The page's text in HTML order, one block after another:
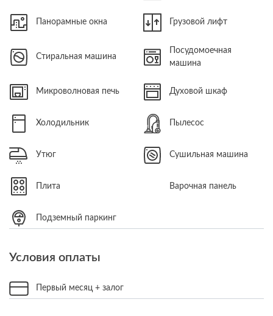
Панорамные окна Грузовой лифт
Стиральная машина
Посудомоечная
машина
Микроволновая печь Духовой шкаф
Холодильник Пылесос
Утюг Сушильная машина
Плита Варочная панель
Подземный паркинг
Условия оплаты
Первый месяц + залог